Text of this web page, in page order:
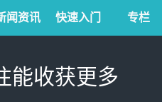
闻资讯 快速入门 专栏
能收获更多